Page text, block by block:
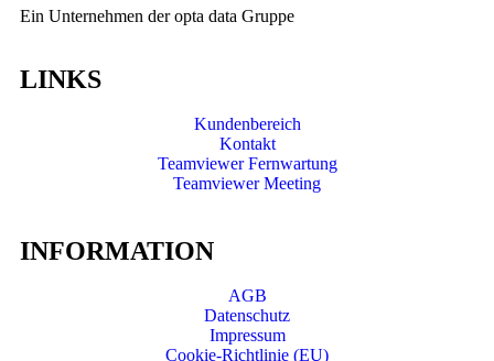
Ein Unternehmen der opta data Gruppe
LINKS
Kundenbereich
Kontakt
Teamviewer Fernwartung
Teamviewer Meeting
INFORMATION
AGB
Datenschutz
Impressum
Cookie-Richtlinie (EU)